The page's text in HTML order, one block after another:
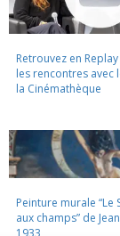
Retrouvez en Replay
les rencontres avec
la Cinémathèque
Peinture murale “Le
aux champs” de
1933